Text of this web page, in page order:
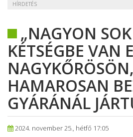
HÍRDETÉS
„NAGYON
KÉTSÉGBE VAN
HAMAROSAN
GYÁRÁNÁL
2024. november 25., hétfő 17:05